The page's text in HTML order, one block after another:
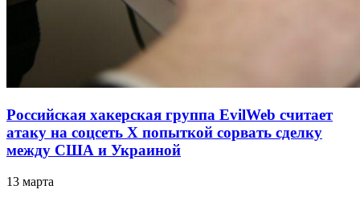
Российская хакерская группа EvilWeb считает
атаку на соцсеть Х попыткой сорвать сделку
между США и Украиной
13 марта